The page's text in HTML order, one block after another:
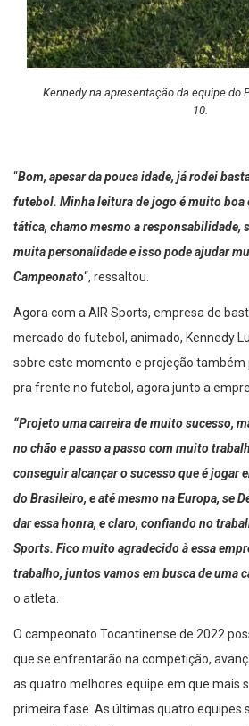
Kennedy na apresentação da equipe do
10.
“Bom, apesar da pouca idade, já rodei
futebol. Minha leitura de jogo é muito boa
tática, chamo mesmo a responsabilidade,
muita personalidade e isso pode ajudar
Campeonato“, ressaltou.
Agora com a AIR Sports, empresa de
mercado do futebol, animado, Kennedy
sobre este momento e projeção também
pra frente no futebol, agora junto a
“Projeto uma carreira de muito sucesso,
no chão e passo a passo com muito
conseguir alcançar o sucesso que é jogar
do Brasileiro, e até mesmo na Europa, se
dar essa honra, e claro, confiando no
Sports. Fico muito agradecido à essa
trabalho, juntos vamos em busca de uma
o atleta.
O campeonato Tocantinense de 2022
que se enfrentarão na competição,
as quatro melhores equipe em que mais
primeira fase. As últimas quatro equipes